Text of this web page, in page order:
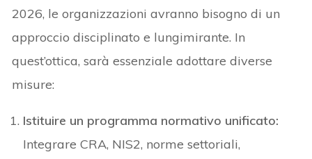
2026, le organizzazioni avranno bisogno di un
approccio disciplinato e lungimirante. In
quest’ottica, sarà essenziale adottare diverse
misure:
Istituire un programma normativo unificato:
Integrare CRA, NIS2, norme settoriali,